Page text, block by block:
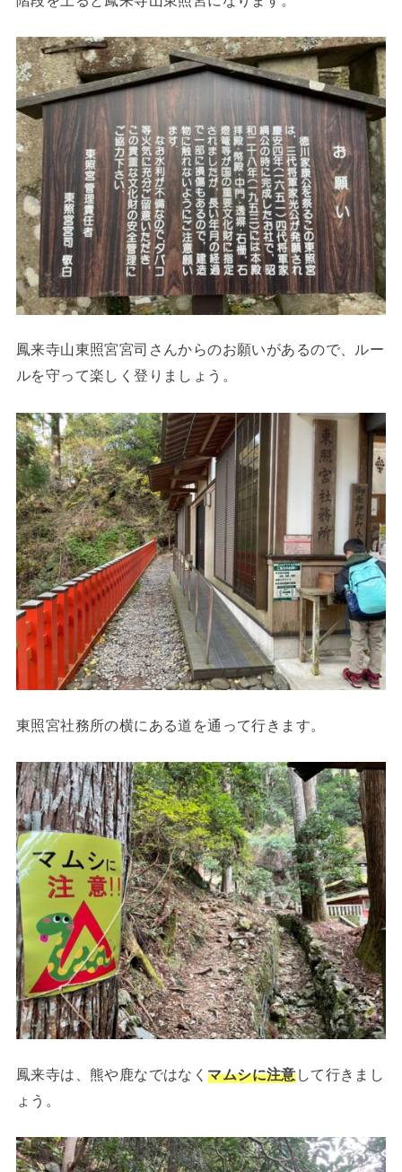
鳳来寺山東照宮宮司さんからのお願いがあるので、ルー
ルを守って楽しく登りましょう。
東照宮社務所の横にある道を通って行きます。
鳳来寺は、熊や鹿なではなく マムシに注意して行きまし
ょう。